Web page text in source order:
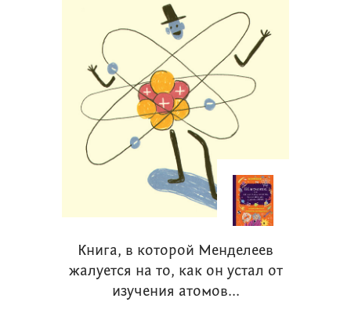
Книга, в которой Менделеев
жалуется на то, как он устал от
изучения атомов...